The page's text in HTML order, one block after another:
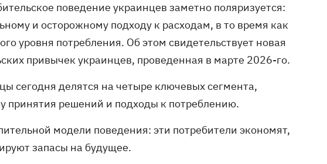
поведение украинцев заметно поляризуется:
и осторожному подходу к расходам, в то время как
уровня потребления. Об этом свидетельствует новая
привычек украинцев, проведенная в марте 2026-го.
сегодня делятся на четыре ключевых сегмента,
принятия решений и подходы к потреблению.
модели поведения: эти потребители экономят,
запасы на будущее.